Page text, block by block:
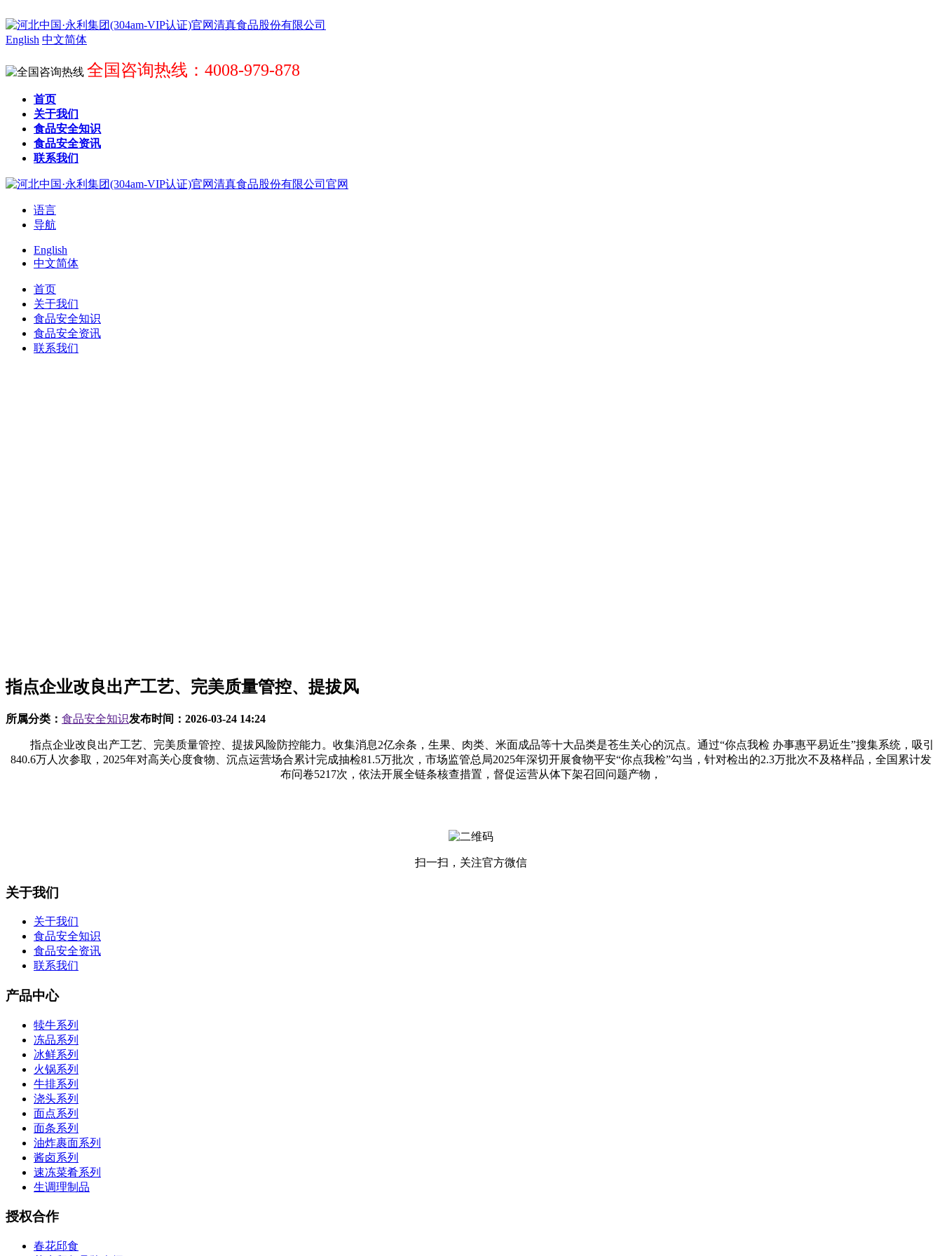
English 中文简体
全国咨询热线：4008-979-878
首页
关于我们
食品安全知识
食品安全资讯
联系我们
语言
导航
English
中文简体
首页
关于我们
食品安全知识
食品安全资讯
联系我们
指点企业改良出产工艺、完美质量管控、提拔风
所属分类： 食品安全知识发布时间： 2026-03-24 14:24
指点企业改良出产工艺、完美质量管控、提拔风险防控能力。收集消息2亿余条，生果、肉类、米面成品等十大品类是苍生关心的沉点。通过“你点我检 办事惠平易近生”搜集系统，吸引
840.6万人次参取，2025年对高关心度食物、沉点运营场合累计完成抽检81.5万批次，市场监管总局2025年深切开展食物平安“你点我检”勾当，针对检出的2.3万批次不及格样品，全国累计发
布问卷5217次，依法开展全链条核查措置，督促运营从体下架召回问题产物，
扫一扫，关注官方微信
关于我们
关于我们
食品安全知识
食品安全资讯
联系我们
产品中心
犊牛系列
冻品系列
冰鲜系列
火锅系列
牛排系列
浇头系列
面点系列
面条系列
油炸裹面系列
酱卤系列
速冻菜肴系列
生调理制品
授权合作
春花邱食